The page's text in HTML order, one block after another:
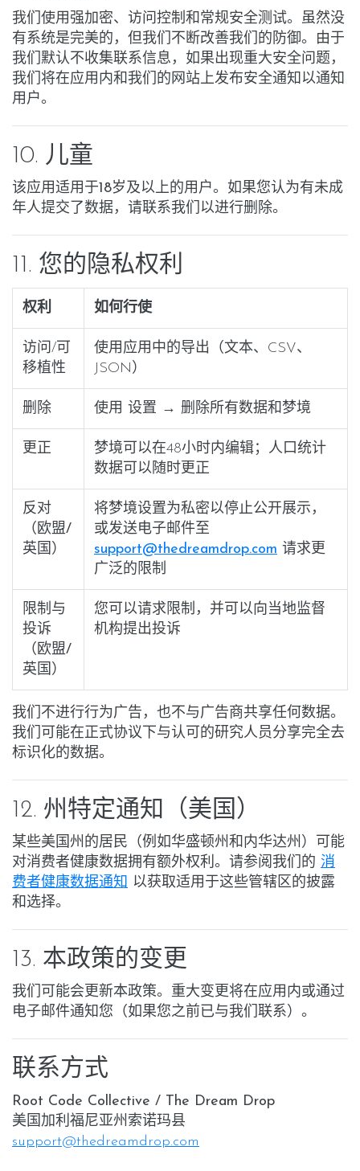
我们使用强加密、访问控制和常规安全测试。虽然没
有系统是完美的，但我们不断改善我们的防御。由于
我们默认不收集联系信息，如果出现重大安全问题，
我们将在应用内和我们的网站上发布安全通知 以通知
用户。
10. 儿童
该应用适用于18岁及以上的用户。如果您认为有未成
年人提交了数据，请联系我们以进行删除。
11. 您的隐私权利
权利 如何行使
访问/可
移植性
使用应用中的导出
（文本、CSV、
JSON）
删除 使用 设置 → 删除所有数据和梦境
更正
梦境可以在48小时内编辑；人口统计
数据可以随时更正
反对
（欧盟/
英国）
将梦境设置为私密以停止公开展示，
或发送电子邮件至
support@thedreamdrop.com 请求更
广泛的限制
限制与
投诉
（欧盟/
英国）
您可以请求限制，并可以向当地监督
机构提出投诉
我们不进行行为广告，也不与广告商共享任何数据。
我们可能在正式协议下与认可的研究人员分享完全去
标识化的数据。
12. 州特定通知（美国）
某些美国州的居民（例如华盛顿州和内华达州）可能
对消费者健康数据拥有额外权利。请参阅我们的 消
费者健康数据通知 以获取适用于这些管辖区的披露
和选择。
13. 本政策的变更
我们可能会更新本政策。重大变更将在应用内或通过
电子邮件通知您（如果您之前已与我们联系）。
联系方式
Root Code Collective / The Dream Drop
美国加利福尼亚州索诺玛县
support@thedreamdrop.com